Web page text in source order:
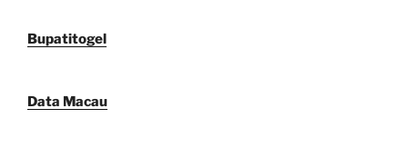
Bupatitogel
Data Macau